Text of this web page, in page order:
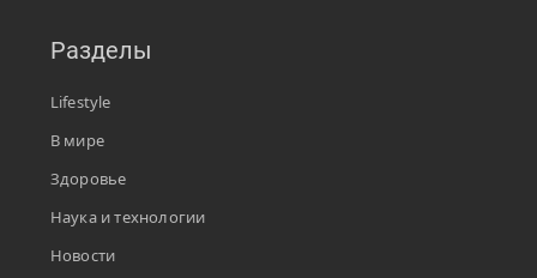
Разделы
Lifestyle
В мире
Здоровье
Наука и технологии
Новости